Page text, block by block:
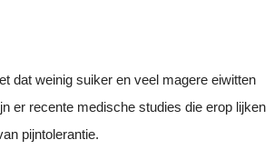
dat weinig suiker en veel magere eiwitten
er recente medische studies die erop lijken
pijntolerantie.